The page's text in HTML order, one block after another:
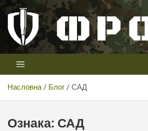
Скип
цонтент
Телевизија ФРОНТ
Први војни канал у Србији
Насловна Блог САД
Ознака: САД